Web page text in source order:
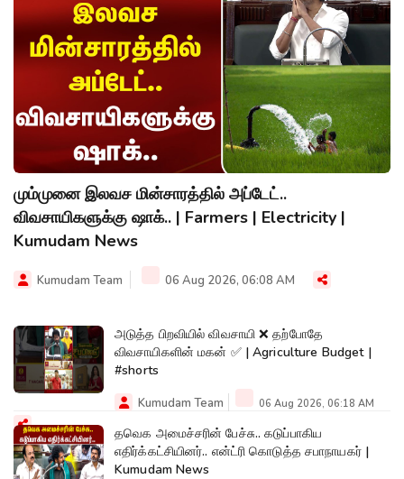
மும்முனை இலவச மின்சாரத்தில் அப்டேட்..
விவசாயிகளுக்கு ஷாக்.. | Farmers | Electricity |
Kumudam News
Kumudam Team 06 Aug 2026, 06:08 AM
அடுத்த பிறவியில் விவசாயி ❌ தற்போதே
விவசாயிகளின் மகன் ✅ | Agriculture Budget |
#shorts
Kumudam Team 06 Aug 2026, 06:18 AM
தவெக அமைச்சரின் பேச்சு.. கடுப்பாகிய
எதிர்க்கட்சியினர்.. என்ட்ரி கொடுத்த சபாநாயகர் |
Kumudam News